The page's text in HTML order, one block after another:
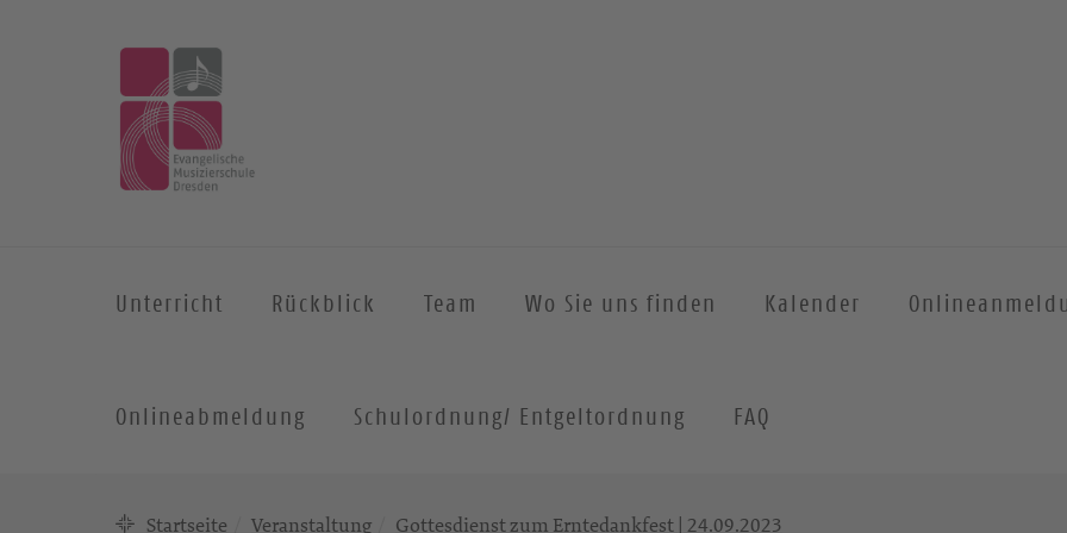
Unterricht Rückblick Team Wo Sie uns finden Kalender
Onlineabmeldung Schulordnung/ Entgeltordnung FAQ
Startseite Veranstaltung Gottesdienst zum Erntedankfest | 24.09.2023